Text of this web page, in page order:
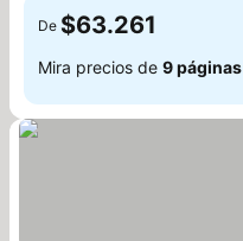
De $63.261
Mira precios de 9 páginas